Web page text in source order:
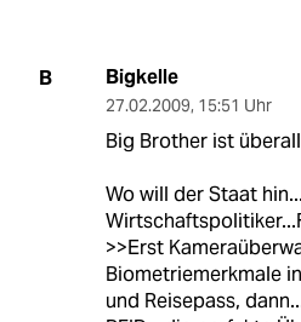
B Bigkelle
27.02.2009, 15:51 Uhr
Big Brother ist
Wo will der Staat
>>Erst
Biometriemerkmale
und Reisepass,